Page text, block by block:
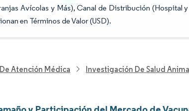
Avícolas y Más), Canal de Distribución (Hospital
en Términos de Valor (USD).
Atención Médica Investigación De Salud